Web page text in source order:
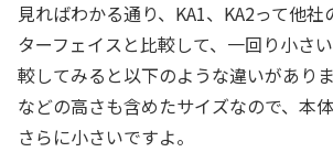
見ればわかる通り、KA1、KA2って他社
ターフェイスと比較して、一回り小さ
較してみると以下のような違いがあり
などの高さも含めたサイズなので、本
さらに小さいですよ。